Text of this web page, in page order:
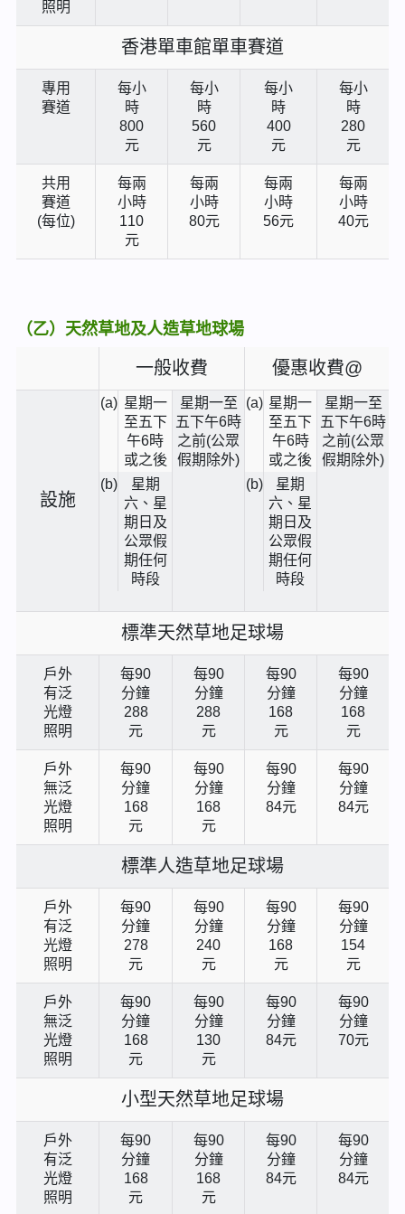
照明
香港單車館單車賽道
專用
賽道
每小
時
800
元
每小
時
560
元
每小
時
400
元
每小
時
280
元
共用
賽道
(每位)
每兩
小時
110
元
每兩
小時
80元
每兩
小時
56元
每兩
小時
40元
（乙）天然草地及人造草地球場
一般收費 優惠收費@
設施
(a) 星期一
至五下
午6時
或之後
(b)
星期
六、星
期日及
公眾假
期任何
時段
星期一至
五下午6時
之前(公眾
假期除外)
(a) 星期一
至五下
午6時
或之後
(b)
星期
六、星
期日及
公眾假
期任何
時段
星期一至
五下午6時
之前(公眾
假期除外)
標準天然草地足球場
戶外
有泛
光燈
照明
每90
分鐘
288
元
每90
分鐘
288
元
每90
分鐘
168
元
每90
分鐘
168
元
戶外
無泛
光燈
照明
每90
分鐘
168
元
每90
分鐘
168
元
每90
分鐘
84元
每90
分鐘
84元
標準人造草地足球場
戶外
有泛
光燈
照明
每90
分鐘
278
元
每90
分鐘
240
元
每90
分鐘
168
元
每90
分鐘
154
元
戶外
無泛
光燈
照明
每90
分鐘
168
元
每90
分鐘
130
元
每90
分鐘
84元
每90
分鐘
70元
小型天然草地足球場
戶外
有泛
光燈
照明
每90
分鐘
168
元
每90
分鐘
168
元
每90
分鐘
84元
每90
分鐘
84元